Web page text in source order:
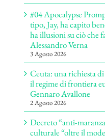
#04 Apocalypse
tipo, Jay, ha capito
ha illusioni su ciò che
Alessandro Verna
3 Agosto 2026
Ceuta: una richiesta
il regime di frontiera
Gennaro Avallone
2 Agosto 2026
Decreto “anti-
culturale “oltre il